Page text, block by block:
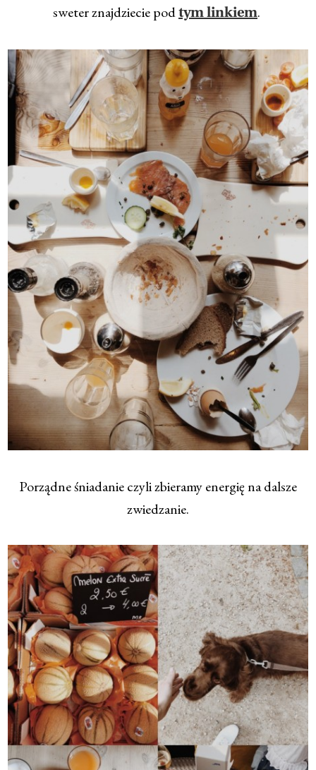
sweter znajdziecie pod tym linkiem.
Porządne śniadanie czyli zbieramy energię na dalsze
zwiedzanie.